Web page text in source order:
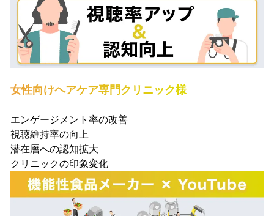
女性向けヘアケア専門クリニック様
エンゲージメント率の改善
視聴維持率の向上
潜在層への認知拡大
クリニックの印象変化